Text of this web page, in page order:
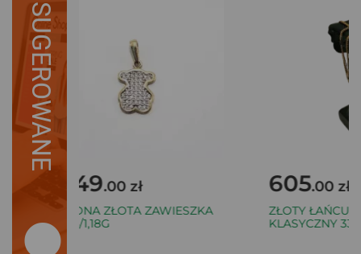
SUGEROWANE
649.00 zł
ŁADNA ZŁOTA ZAWIESZKA
585/1,18G
605.00 zł
ZŁOTY
KLASYCZNY 333